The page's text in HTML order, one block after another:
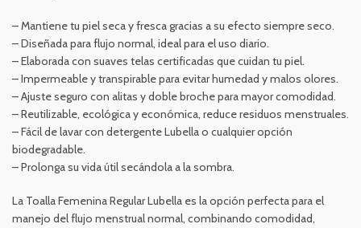
– Mantiene tu piel seca y fresca gracias a su efecto siempre seco.
– Diseñada para flujo normal, ideal para el uso diario.
– Elaborada con suaves telas certificadas que cuidan tu piel.
– Impermeable y transpirable para evitar humedad y malos olores.
– Ajuste seguro con alitas y doble broche para mayor comodidad.
– Reutilizable, ecológica y económica, reduce residuos menstruales.
– Fácil de lavar con detergente Lubella o cualquier opción
biodegradable.
– Prolonga su vida útil secándola a la sombra.
La Toalla Femenina Regular Lubella es la opción perfecta para el
manejo del flujo menstrual normal, combinando comodidad,